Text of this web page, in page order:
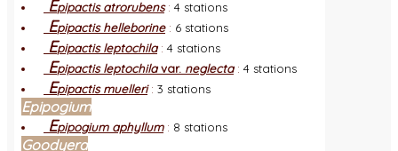
Epipactis atrorubens: 4 stations
Epipactis helleborine: 6 stations
Epipactis leptochila: 4 stations
Epipactis leptochilavar. neglecta: 4 stations
Epipactis muelleri: 3 stations
Epipogium
Epipogium aphyllum: 8 stations
Goodyera